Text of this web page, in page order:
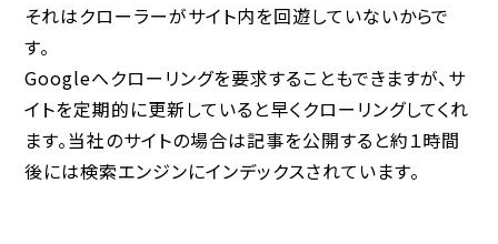
それはクローラーがサイト内を回遊していないからで
す。
Googleへクローリングを要求することもできますが、サ
イトを定期的に更新していると早くクローリングしてくれ
ます。当社のサイトの場合は記事を公開すると約１時間
後には検索エンジンにインデックスされています。